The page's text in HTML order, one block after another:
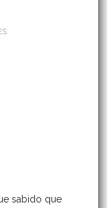
sabido que